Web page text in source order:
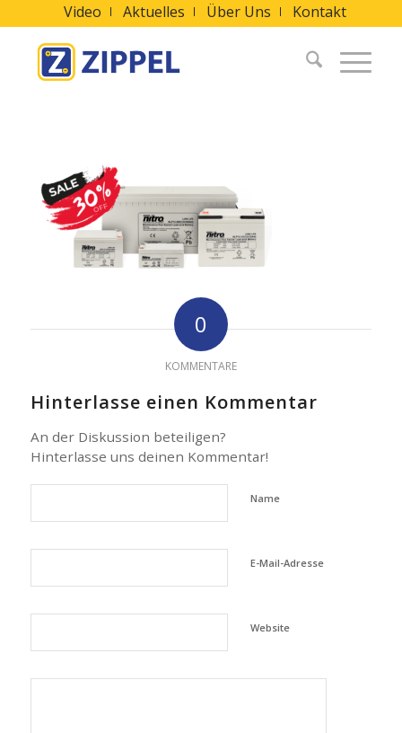
Video Aktuelles Über Uns Kontakt
0
KOMMENTARE
Hinterlasse einen Kommentar
An der Diskussion beteiligen?
Hinterlasse uns deinen Kommentar!
Name
E-Mail-Adresse
Website